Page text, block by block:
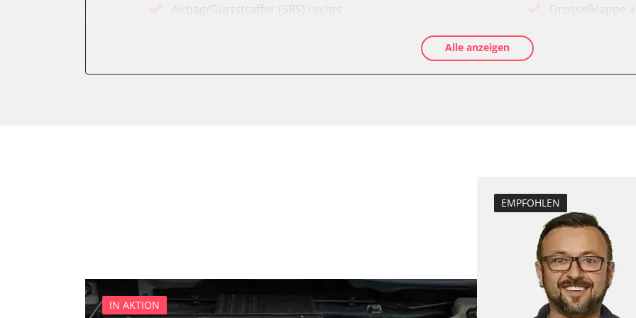
Airbag/Gurtstraffer (SRS) rechts
Elektronisches Wählhebel-Modul (EWM)
Fahrdynamik-Sitz vorne links
Drosselklappe
Grundeinstellung
Injektor
Injektoren
Kodierung der
Lamdasonde
Alle anzeigen
IN AKTION
EMPFOHLEN